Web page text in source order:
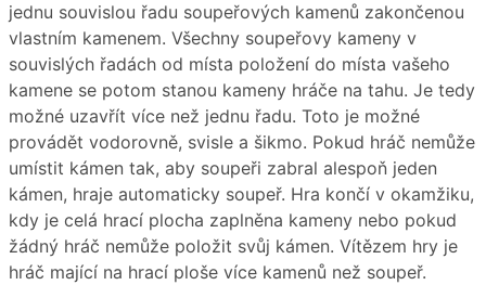
jednu souvislou řadu soupeřových kamenů zakončenou
vlastním kamenem. Všechny soupeřovy kameny v
souvislých řadách od místa položení do místa vašeho
kamene se potom stanou kameny hráče na tahu. Je tedy
možné uzavřít více než jednu řadu. Toto je možné
provádět vodorovně, svisle a šikmo. Pokud hráč nemůže
umístit kámen tak, aby soupeři zabral alespoň jeden
kámen, hraje automaticky soupeř. Hra končí v okamžiku,
kdy je celá hrací plocha zaplněna kameny nebo pokud
žádný hráč nemůže položit svůj kámen. Vítězem hry je
hráč mající na hrací ploše více kamenů než soupeř.